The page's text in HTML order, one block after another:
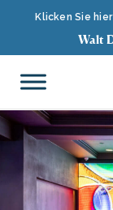
Klicken Sie
Walt